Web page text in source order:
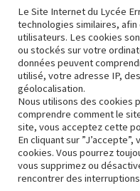
Interreg POCTEFA 2021-
l’intégration économique et
l’Espagne, la France et
Mise
Le Site Internet du Lycée
technologies similaires, afin
utilisateurs. Les cookies
ou stockés sur votre
données peuvent
utilisé, votre adresse IP,
géolocalisation.
Nous utilisons des cookies
comprendre comment le
site, vous acceptez cette
En cliquant sur
cookies. Vous pourrez
vous supprimez ou
rencontrer des